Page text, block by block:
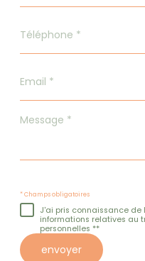
*
*
Message
* Champs obligatoires
J'ai pris connaissance
informations relatives au
personnelles **
envoyer